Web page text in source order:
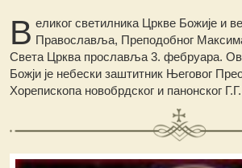
В еликог светилника Цркве Божије и
Православља, Преподобног
Света Црква прославља 3. фебруара.
Божји је небески заштитник Његовог
Хорепископа новобрдског и панонског